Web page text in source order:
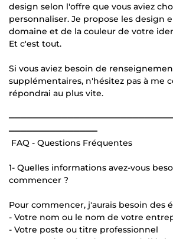
design selon l'offre que vous aviez
personnaliser. Je propose les design
domaine et de la couleur de votre
Et c'est tout.
Si vous aviez besoin de
supplémentaires, n'hésitez pas à me
répondrai au plus vite.
═══════════════
FAQ - Questions Fréquentes
1- Quelles informations avez-vous
commencer ?
Pour commencer, j'aurais besoin des
- Votre nom ou le nom de votre
- Votre poste ou titre professionnel